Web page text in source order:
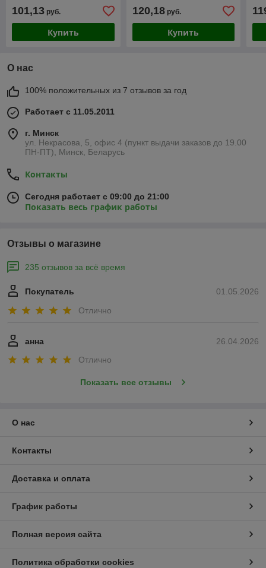
101,13 руб.
Купить
120,18руб.
Купить
О нас
100% положительных из 7 отзывов за год
Работает с 11.05.2011
г. Минск
ул. Некрасова, 5, офис 4 (пункт выдачи заказов до 19.00
ПН-ПТ), Минск, Беларусь
Контакты
Сегодня работает с 09:00 до 21:00
Показать весь график работы
Отзывы о магазине
235 отзывов за всё время
01.05.2026
Покупатель
Отлично
26.04.2026
анна
Отлично
Показать все отзывы
О нас
Контакты
Доставка и оплата
График работы
Полная версия сайта
Политика обработки cookies